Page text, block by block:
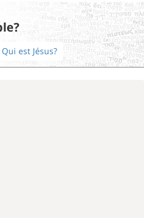
Qui est Jésus?